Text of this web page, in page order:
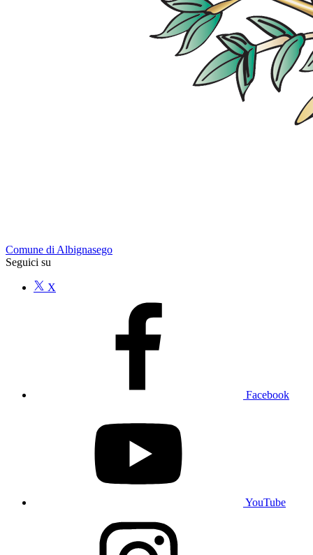
Comune di Albignasego
Seguici su
X
Facebook
YouTube